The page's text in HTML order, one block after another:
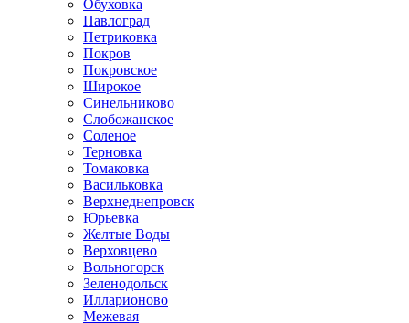
Обуховка
Павлоград
Петриковка
Покров
Покровское
Широкое
Синельниково
Слобожанское
Соленое
Терновка
Томаковка
Васильковка
Верхнеднепровск
Юрьевка
Желтые Воды
Верховцево
Вольногорск
Зеленодольск
Илларионово
Межевая